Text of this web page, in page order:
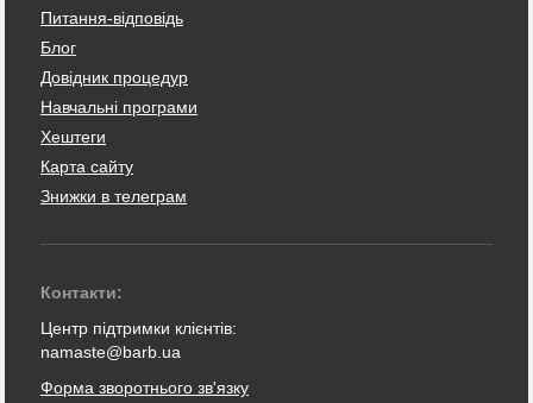
Питання-відповідь
Блог
Довідник процедур
Навчальні програми
Хештеги
Карта сайту
Знижки в телеграм
Контакти:
Центр підтримки клієнтів:
namaste@barb.ua
Форма зворотнього зв'язку